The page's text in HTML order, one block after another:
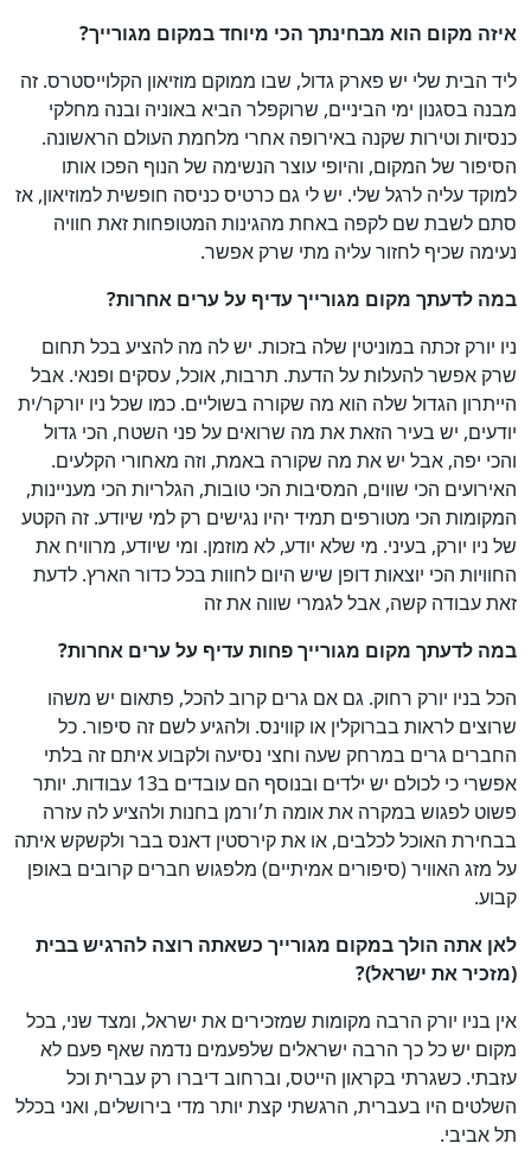
איזה מקום הוא מבחינתך הכי מיוחד במקום מגורייך?
ליד הבית שלי יש פארק גדול, שבו ממוקם מוזיאון הקלוייסטרס. זה
מבנה בסגנון ימי הביניים, שרוקפלר הביא באוניה ובנה מחלקי
כנסיות וטירות שקנה באירופה אחרי מלחמת העולם הראשונה.
הסיפור של המקום, והיופי עוצר הנשימה של הנוף הפכו אותו
למוקד עליה לרגל שלי. יש לי גם כרטיס כניסה חופשית למוזיאון, אז
סתם לשבת שם לקפה באחת מהגינות המטופחות זאת חוויה
נעימה שכיף לחזור עליה מתי שרק אפשר.
במה לדעתך מקום מגורייך עדיף על ערים אחרות?
ניו יורק זכתה במוניטין שלה בזכות. יש לה מה להציע בכל תחום
שרק אפשר להעלות על הדעת. תרבות, אוכל, עסקים ופנאי. אבל
הייתרון הגדול שלה הוא מה שקורה בשוליים. כמו שכל ניו יורקר/ית
יודעים, יש בעיר הזאת את מה שרואים על פני השטח, הכי גדול
והכי יפה, אבל יש את מה שקורה באמת, וזה מאחורי הקלעים.
האירועים הכי שווים, המסיבות הכי טובות, הגלריות הכי מעניינות,
המקומות הכי מטורפים תמיד יהיו נגישים רק למי שיודע. זה הקטע
של ניו יורק, בעיני. מי שלא יודע, לא מוזמן. ומי שיודע, מרוויח את
החוויות הכי יוצאות דופן שיש היום לחוות בכל כדור הארץ. לדעת
זאת עבודה קשה, אבל לגמרי שווה את זה
במה לדעתך מקום מגורייך פחות עדיף על ערים אחרות?
הכל בניו יורק רחוק. גם אם גרים קרוב להכל, פתאום יש משהו
שרוצים לראות בברוקלין או קווינס. ולהגיע לשם זה סיפור. כל
החברים גרים במרחק שעה וחצי נסיעה ולקבוע איתם זה בלתי
אפשרי כי לכולם יש ילדים ובנוסף הם עובדים ב13 עבודות. יותר
פשוט לפגוש במקרה את אומה ת׳ורמן בחנות ולהציע לה עזרה
בבחירת האוכל לכלבים, או את קירסטין דאנס בבר ולקשקש איתה
על מזג האוויר (סיפורים אמיתיים) מלפגוש חברים קרובים באופן
קבוע.
לאן אתה הולך במקום מגורייך כשאתה רוצה להרגיש בבית
(מזכיר את ישראל)?
אין בניו יורק הרבה מקומות שמזכירים את ישראל, ומצד שני, בכל
מקום יש כל כך הרבה ישראלים שלפעמים נדמה שאף פעם לא
עזבתי. כשגרתי בקראון הייטס, וברחוב דיברו רק עברית וכל
השלטים היו בעברית, הרגשתי קצת יותר מדי בירושלים, ואני בכלל
תל אביבי.